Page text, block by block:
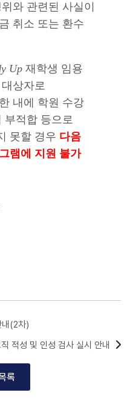
와 관련된 사실이
취소 또는 환수
Up 재학생 임용
상자로
내에 학원 수강
부적합 등으로
못할 경우 다음
램에 지원 불가
(2차)
록
적성 및 인성 검사 실시 안내